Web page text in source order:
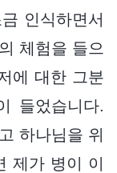
인식하면서
체험을 들으
에 대한 그분
들었습니다.
하나님을 위
제가 병이 이